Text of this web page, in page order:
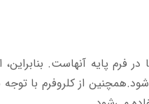
فرم پایه آنهاست.
از کلروفرم با